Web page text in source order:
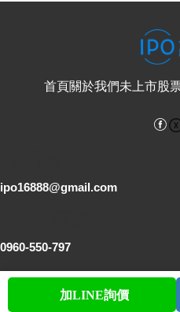
股票查詢
首頁關於我們未上市股
ipo16888@gmail.com
0960-550-797
服務時間：週一至週五，上午
加LINE詢價